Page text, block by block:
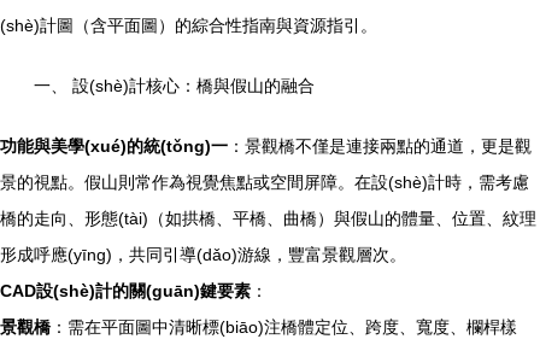
(shè)計圖（含平面圖）的綜合性指南與資源指引。
一、 設(shè)計核心：橋與假山的融合
功能與美學(xué)的統(tǒng)一 ：景觀橋不僅是連接兩點的通道，更是觀
景的視點。假山則常作為視覺焦點或空間屏障。在設(shè)計時，需考慮
橋的走向、形態(tài)（如拱橋、平橋、曲橋）與假山的體量、位置、紋理
形成呼應(yīng)，共同引導(dǎo)游線，豐富景觀層次。
CAD設(shè)計的關(guān)鍵要素 ：
景觀橋 ：需在平面圖中清晰標(biāo)注橋體定位、跨度、寬度、欄桿樣